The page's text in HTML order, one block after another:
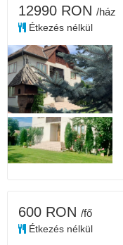
12990 RON /ház
Étkezés nélkül
600 RON /fő
Étkezés nélkül